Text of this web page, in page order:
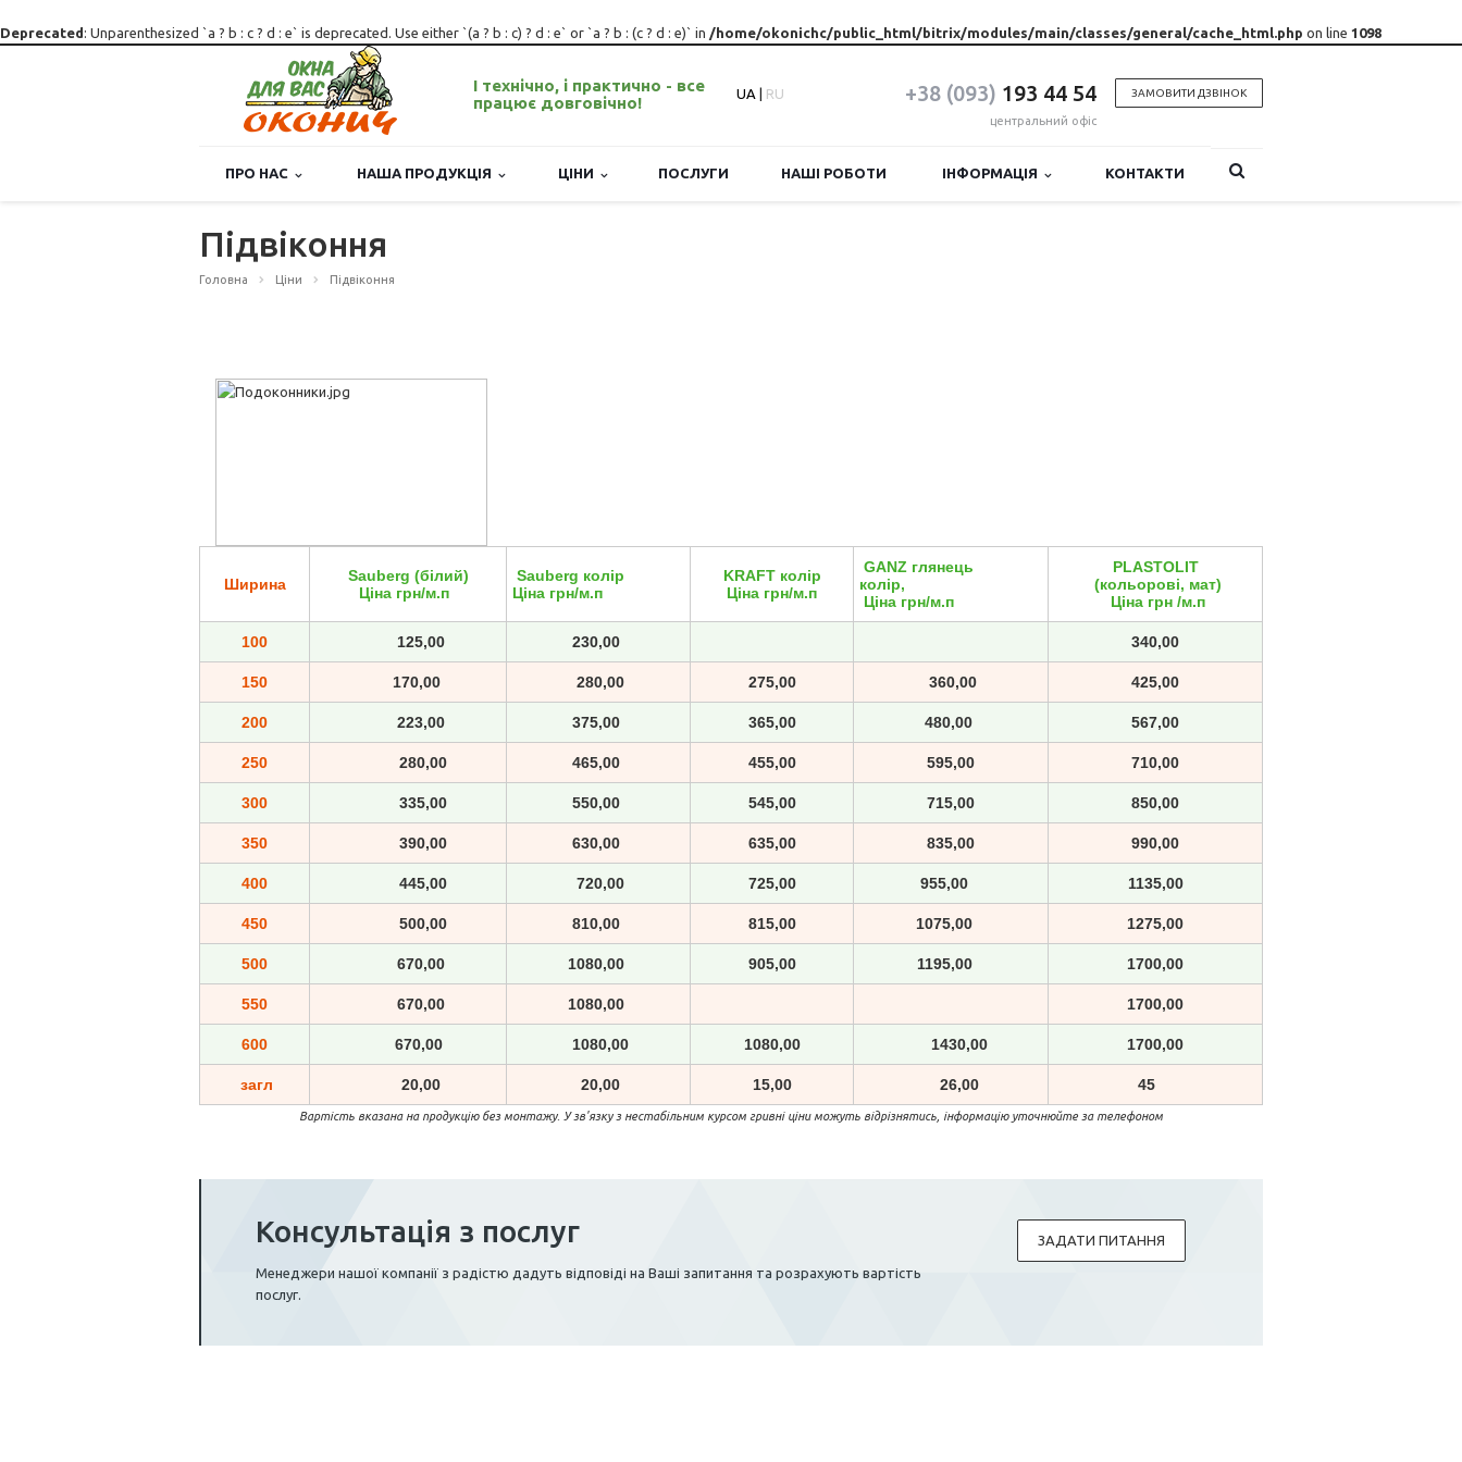
Deprecated : Unparenthesized `a ? b : c ? d : e` is deprecated. Use either `(a ? b : c) ? d : e` or `a ? b : (c ? d : e)` in /home/okonichc/public_html/bitrix/modules/main/classes/general/cache_html.php on line 1098
І технічно, і практично - все
працює довговічно!
UA RU ЗАМОВИТИ ДЗВІНОК
+38 (093) 193 44 54
центральний офіс
ПРО НАС НАША ПРОДУКЦІЯ ЦІНИ ПОСЛУГИ НАШІ РОБОТИ ІНФОРМАЦІЯ КОНТАКТИ
Підвіконня
Головна Ціни Підвіконня
Ширина
Sauberg (білий)
Ціна грн/м.п
Sauberg колір
Ціна грн/м.п
KRAFT колір
Ціна грн/м.п
GANZ глянець
колір,
Ціна грн/м.п
PLASTOLIT
(кольорові, мат)
Ціна грн /м.п
100 125,00 230,00 340,00
150 170,00 280,00 275,00 360,00 425,00
200 223,00 375,00 365,00 480,00 567,00
250 280,00 465,00 455,00 595,00 710,00
300 335,00 550,00 545,00 715,00 850,00
350 390,00 630,00 635,00 835,00 990,00
400 445,00 720,00 725,00 955,00 1135,00
450 500,00 810,00 815,00 1075,00 1275,00
500 670,00 1080,00 905,00 1195,00 1700,00
550 670,00 1080,00 1700,00
600 670,00 1080,00 1080,00 1430,00 1700,00
загл 20,00 20,00 15,00 26,00 45
Вартість вказана на продукцію без монтажу. У зв'язку з нестабільним курсом гривні ціни можуть відрізнятись, інформацію уточнюйте за телефоном
Консультація з послуг
Менеджери нашої компанії з радістю дадуть відповіді на Ваші запитання та розрахують вартість
послуг.
ЗАДАТИ ПИТАННЯ